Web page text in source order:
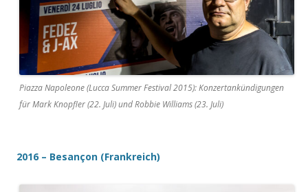
Piazza Napoleone (Lucca Summer Festival 2015): Konzertankündigungen
für Mark Knopfler (22. Juli) und Robbie Williams (23. Juli)
2016 – Besançon (Frankreich)